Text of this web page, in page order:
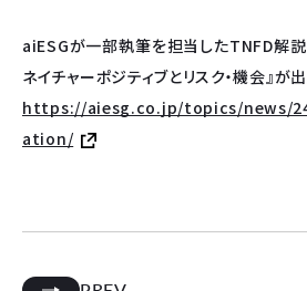
aiESGが一部執筆を担当したTNFD解
ネイチャーポジティブとリスク・機会』が
https://aiesg.co.jp/topics/news/
ation/